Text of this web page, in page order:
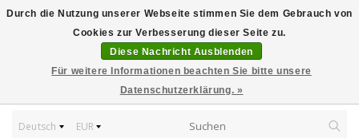
Deutsch EUR
Durch die Nutzung unserer Webseite stimmen Sie dem Gebrauch von
Cookies zur Verbesserung dieser Seite zu.
Diese Nachricht Ausblenden
Für weitere Informationen beachten Sie bitte unsere
Datenschutzerklärung. »